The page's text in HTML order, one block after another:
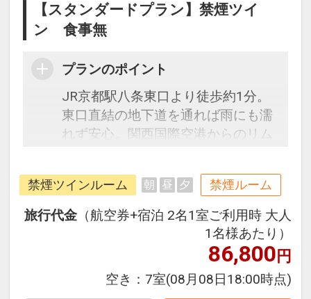
【スタンダードプラン】禁煙ツイ
ン 食事無
プランのポイント
JR京都駅八条東口より徒歩約1分。
東口直結の地下道を通れば雨にも濡
れず安心。関西国際空港からのリム
チェックイン前はもちろん、チェッ
クアウト後も無料でお荷物のお預か
りＯＫ！駅前立地なので受取もラク
ラク。シモンズ社製のベッドや加湿
機能付空気清浄機を完備したお部屋
で快適な滞在をお楽しみいただけま
禁煙ツインルーム 朝 昼 夕 禁煙ルーム
旅行代金 （航空券+宿泊 2名1室ご利用時 大人
1名様あたり）
86,800円
空き： 7室(08月08日18:00時点)